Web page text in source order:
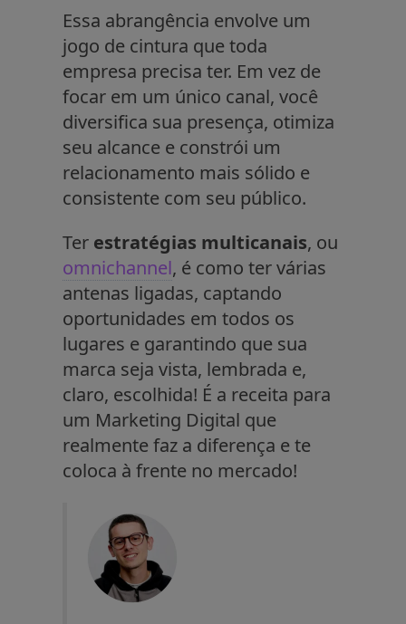
Essa abrangência envolve um
jogo de cintura que toda
empresa precisa ter. Em vez de
focar em um único canal, você
diversifica sua presença, otimiza
seu alcance e constrói um
relacionamento mais sólido e
consistente com seu público.
Ter estratégias multicanais, ou
omnichannel, é como ter várias
antenas ligadas, captando
oportunidades em todos os
lugares e garantindo que sua
marca seja vista, lembrada e,
claro, escolhida! É a receita para
um Marketing Digital que
realmente faz a diferença e te
coloca à frente no mercado!